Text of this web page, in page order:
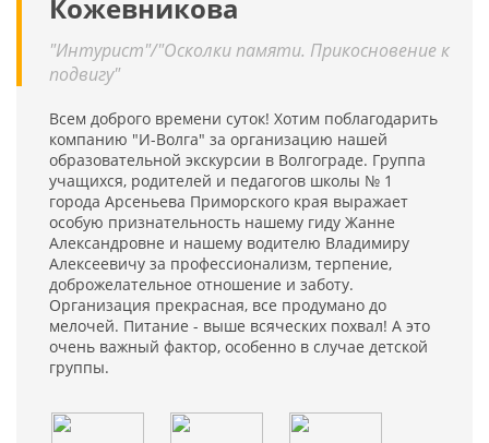
Кожевникова
"Интурист"/"Осколки памяти. Прикосновение к
подвигу"
Всем доброго времени суток! Хотим поблагодарить
компанию "И-Волга" за организацию нашей
образовательной экскурсии в Волгограде. Группа
учащихся, родителей и педагогов школы № 1
города Арсеньева Приморского края выражает
особую признательность нашему гиду Жанне
Александровне и нашему водителю Владимиру
Алексеевичу за профессионализм, терпение,
доброжелательное отношение и заботу.
Организация прекрасная, все продумано до
мелочей. Питание - выше всяческих похвал! А это
очень важный фактор, особенно в случае детской
группы.